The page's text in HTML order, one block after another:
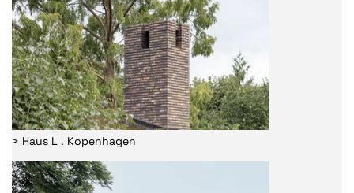
> Haus L . Kopenhagen